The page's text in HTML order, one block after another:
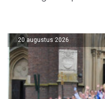
20 augustus 2026